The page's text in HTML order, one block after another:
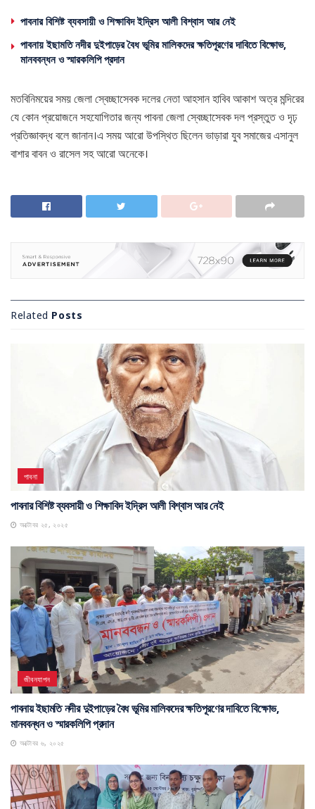
পাবনার বিশিষ্ট ব্যবসায়ী ও শিক্ষাবিদ ইদ্রিস আলী বিশ্বাস আর নেই
পাবনায় ইছামতি নদীর দুইপাড়ের বৈধ ভূমির মালিকদের ক্ষতিপূরণের দাবিতে বিক্ষোভ,
মানববন্ধন ও স্মারকলিপি প্রদান
মতবিনিময়ের সময় জেলা স্বেচ্ছাসেবক দলের নেতা আহসান হাবিব আকাশ অত্র মন্দিরের
যে কোন প্রয়োজনে সহযোগিতার জন্য পাবনা জেলা স্বেচ্ছাসেবক দল প্রস্তুত ও দৃঢ়
প্রতিজ্ঞাবদ্ধ বলে জানান।এ সময় আরো উপস্থিত ছিলেন ভাড়ারা যুব সমাজের এসানুল
বাশার বাবন ও রাসেল সহ আরো অনেকে।
Related Posts
পাবনা
পাবনার বিশিষ্ট ব্যবসায়ী ও শিক্ষাবিদ ইদ্রিস আলী বিশ্বাস আর নেই
অক্টোবর ২৫, ২০২৫
জীবনযাপন
পাবনায় ইছামতি নদীর দুইপাড়ের বৈধ ভূমির মালিকদের ক্ষতিপূরণের দাবিতে বিক্ষোভ,
মানববন্ধন ও স্মারকলিপি প্রদান
অক্টোবর ৬, ২০২৫